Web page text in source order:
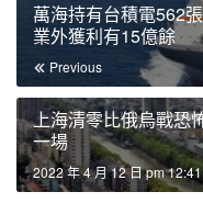
萬海持有台積電
業外獲利有15億餘
Previous
上海清零比俄烏戰
一場
2022 年 4 月 12 日 pm 12:41